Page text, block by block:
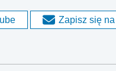
Zapisz się